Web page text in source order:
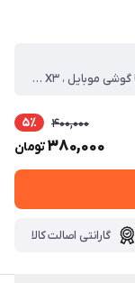
نوع کیف و کاور گوشی ، کاور ، وزن ، ۶۰ گرم ، سازگار با گوشی موبایل ، Poco X۳ ، ساختار ، مات ، سطح پوشش ، حفاظت از دکمه‌ها ، لبه راست ، لبه چپ ، لبه پایینی ، لبه بالایی ، قاب پشتی
400,000 5٪
380,000تومان
گارانتی اصالت کالا